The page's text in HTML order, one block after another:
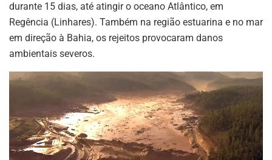
durante 15 dias, até atingir o oceano Atlântico, em
Regência (Linhares). Também na região estuarina e no mar
em direção à Bahia, os rejeitos provocaram danos
ambientais severos.